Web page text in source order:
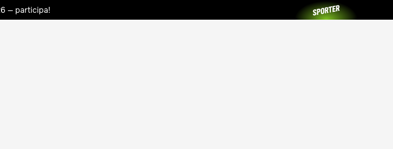
— participa!